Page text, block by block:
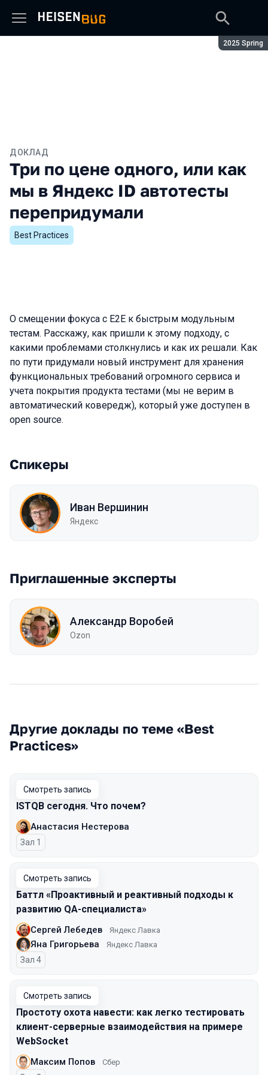
Сезон:
2025 Spring
ДОКЛАД
Три по цене одного, или как
мы в Яндекс ID автотесты
перепридумали
Best Practices
О смещении фокуса с E2E к быстрым модульным
тестам. Расскажу, как пришли к этому подходу, с
какими проблемами столкнулись и как их решали. Как
по пути придумали новый инструмент для хранения
функциональных требований огромного сервиса и
учета покрытия продукта тестами (мы не верим в
автоматический ковередж), который уже доступен в
open source.
Спикеры
Иван Вершинин
Яндекс
Приглашенные эксперты
Александр Воробей
Ozon
Другие доклады по теме «Best
Practices»
Смотреть запись
ISTQB сегодня. Что почем?
Анастасия Нестерова
Зал 1
Смотреть запись
Баттл «Проактивный и реактивный подходы к
развитию QA-специалиста»
Сергей Лебедев Яндекс Лавка
Яна Григорьева Яндекс Лавка
Зал 4
Смотреть запись
Простоту охота навести: как легко тестировать
клиент-серверные взаимодействия на примере
WebSocket
Максим Попов Сбер